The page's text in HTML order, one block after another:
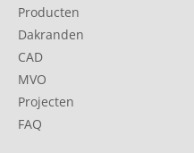
Producten
Dakranden
CAD
MVO
Projecten
FAQ